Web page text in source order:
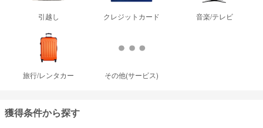
引越し クレジットカード 音楽/テレビ
旅行/レンタカー その他(サービス)
獲得条件から探す